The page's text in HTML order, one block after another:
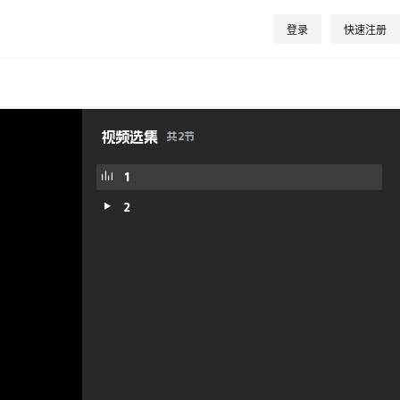
登录 快速注册
视频选集 共2节
1
2